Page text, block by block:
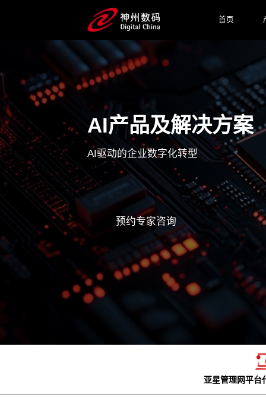
首页
AI产品及解决方案
AI驱动的企业数字化转型
预约专家咨询
亚星管理网平台